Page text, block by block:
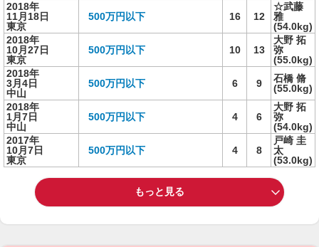
2018年
11月18日
東京
500万円以下 16 12
☆武藤
雅
(54.0kg)
2018年
10月27日
東京
500万円以下 10 13
大野 拓
弥
(55.0kg)
2018年
3月4日
中山
500万円以下 6 9
石橋 脩
(55.0kg)
2018年
1月7日
中山
500万円以下 4 6
大野 拓
弥
(54.0kg)
2017年
10月7日
東京
500万円以下 4 8
戸崎 圭
太
(53.0kg)
もっと見る